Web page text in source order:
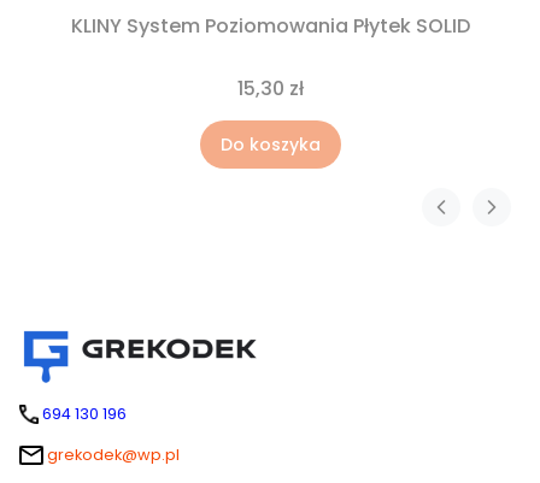
KLINY System Poziomowania Płytek SOLID
15,30 zł
Do koszyka
694 130 196
grekodek@wp.pl